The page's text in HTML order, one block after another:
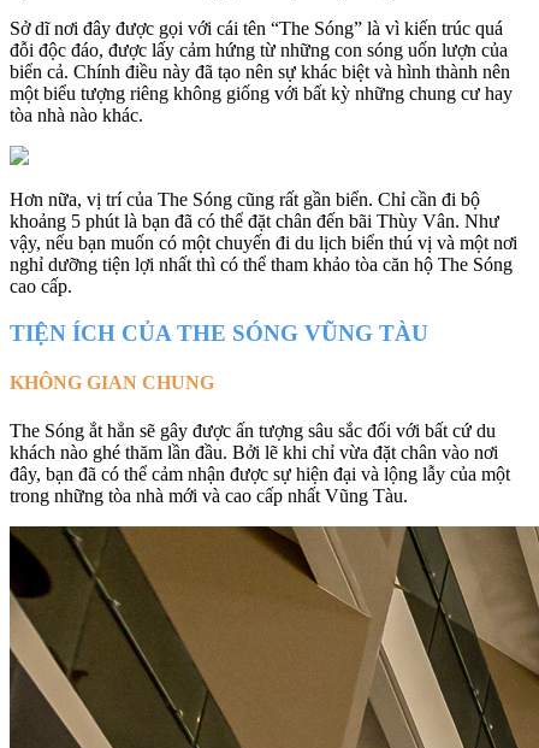
Sở dĩ nơi đây được gọi với cái tên “The Sóng” là vì kiến trúc quá
đỗi độc đáo, được lấy cảm hứng từ những con sóng uốn lượn của
biển cả. Chính điều này đã tạo nên sự khác biệt và hình thành nên
một biểu tượng riêng không giống với bất kỳ những chung cư hay
tòa nhà nào khác.
Hơn nữa, vị trí của The Sóng cũng rất gần biển. Chỉ cần đi bộ
khoảng 5 phút là bạn đã có thể đặt chân đến bãi Thùy Vân. Như
vậy, nếu bạn muốn có một chuyến đi du lịch biển thú vị và một nơi
nghỉ dưỡng tiện lợi nhất thì có thể tham khảo tòa căn hộ The Sóng
cao cấp.
TIỆN ÍCH CỦA THE SÓNG VŨNG TÀU
KHÔNG GIAN CHUNG
The Sóng ắt hẳn sẽ gây được ấn tượng sâu sắc đối với bất cứ du
khách nào ghé thăm lần đầu. Bởi lẽ khi chỉ vừa đặt chân vào nơi
đây, bạn đã có thể cảm nhận được sự hiện đại và lộng lẫy của một
trong những tòa nhà mới và cao cấp nhất Vũng Tàu.